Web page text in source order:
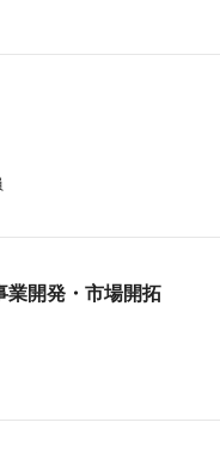
業開発・市場開拓